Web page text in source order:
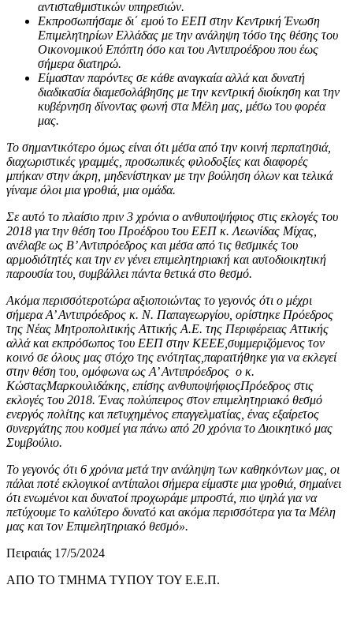
αντισταθμιστικών υπηρεσιών.
Εκπροσωπήσαμε δι΄ εμού το ΕΕΠ στην Κεντρική Ένωση
Επιμελητηρίων Ελλάδας με την ανάληψη τόσο της θέσης του
Οικονομικού Επόπτη όσο και του Αντιπροέδρου που έως
σήμερα διατηρώ.
Είμασταν παρόντες σε κάθε αναγκαία αλλά και δυνατή
διαδικασία διαμεσολάβησης με την κεντρική διοίκηση και την
κυβέρνηση δίνοντας φωνή στα Μέλη μας, μέσω του φορέα
μας.
Το σημαντικότερο όμως είναι ότι μέσα από την κοινή περπατησιά,
διαχωριστικές γραμμές, προσωπικές φιλοδοξίες και διαφορές
μπήκαν στην άκρη, μηδενίστηκαν με την βούληση όλων και τελικά
γίναμε όλοι μια γροθιά, μια ομάδα.
Σε αυτό το πλαίσιο πριν 3 χρόνια ο ανθυποψήφιος στις εκλογές του
2018 για την θέση του Προέδρου του ΕΕΠ κ. Λεωνίδας Μίχας,
ανέλαβε ως Β’ Αντιπρόεδρος και μέσα από τις θεσμικές του
αρμοδιότητές και την εν γένει επιμελητηριακή και αυτοδιοικητική
παρουσία του, συμβάλλει πάντα θετικά στο θεσμό.
Ακόμα περισσότεροτώρα αξιοποιώντας το γεγονός ότι ο μέχρι
σήμερα Α’ Αντιπρόεδρος κ. Ν. Παπαγεωργίου, ορίστηκε Πρόεδρος
της Νέας Μητροπολιτικής Αττικής Α.Ε. της Περιφέρειας Αττικής
αλλά και εκπρόσωπος του ΕΕΠ στην ΚΕΕΕ,συμμεριζόμενος τον
κοινό σε όλους μας στόχο της ενότητας,παραιτήθηκε για να εκλεγεί
στην θέση του, ομόφωνα ως Α’ Αντιπρόεδρος ο κ.
ΚώσταςΜαρκουλιδάκης, επίσης ανθυποψήφιοςΠρόεδρος στις
εκλογές του 2018. Ένας πολύπειρος στον επιμελητηριακό θεσμό
ενεργός πολίτης και πετυχημένος επαγγελματίας, ένας εξαίρετος
συνεργάτης που κοσμεί για πάνω από 20 χρόνια το Διοικητικό μας
Συμβούλιο.
Το γεγονός ότι 6 χρόνια μετά την ανάληψη των καθηκόντων μας, οι
πάλαι ποτέ εκλογικοί αντίπαλοι σήμερα είμαστε μια γροθιά, σημαίνει
ότι ενωμένοι και δυνατοί προχωράμε μπροστά, πιο ψηλά για να
πετύχουμε το καλύτερο δυνατό και ακόμα περισσότερα για τα Μέλη
μας και τον Επιμελητηριακό θεσμό».
Πειραιάς 17/5/2024
ΑΠΟ ΤΟ ΤΜΗΜΑ ΤΥΠΟΥ ΤΟΥ Ε.Ε.Π.